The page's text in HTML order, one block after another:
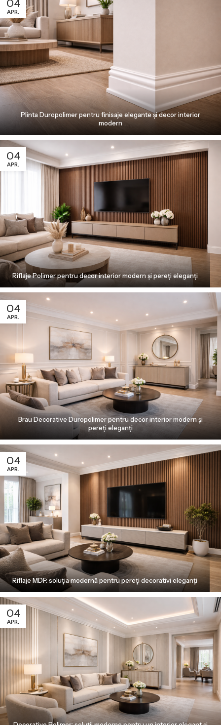
04
APR.
Plinta Duropolimer pentru finisaje elegante și decor interior
modern
04
APR.
Riflaje Polimer pentru decor interior modern și pereți eleganți
04
APR.
Brau Decorative Duropolimer pentru decor interior modern și
pereți eleganți
04
APR.
Riflaje MDF: soluția modernă pentru pereți decorativi eleganți
04
APR.